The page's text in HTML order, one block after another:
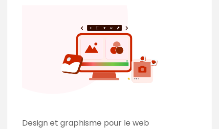
Design et graphisme pour le web